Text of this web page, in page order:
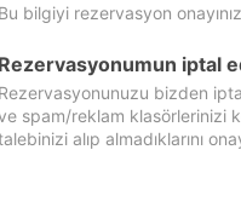
Bu bilgiyi rezervasyon
Rezervasyonumun iptal
Rezervasyonunuzu bizden
spam/reklam klasörlerinizi
alıp almadıklarını